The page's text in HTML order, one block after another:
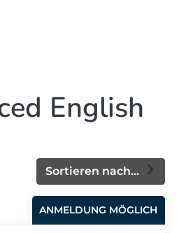
English
Sortieren nach...
ANMELDUNG MÖGLICH